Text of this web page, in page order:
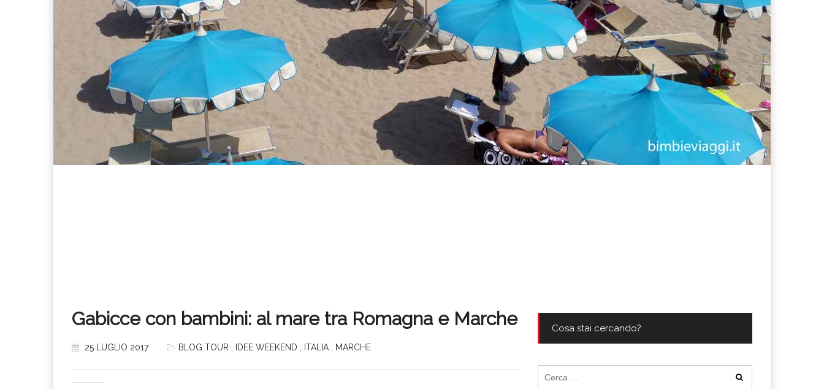
Gabicce con bambini: al mare tra Romagna e Marche
25 LUGLIO 2017 BLOG TOUR IDEE WEEKEND ITALIA MARCHE
Cosa stai cercando?
per: